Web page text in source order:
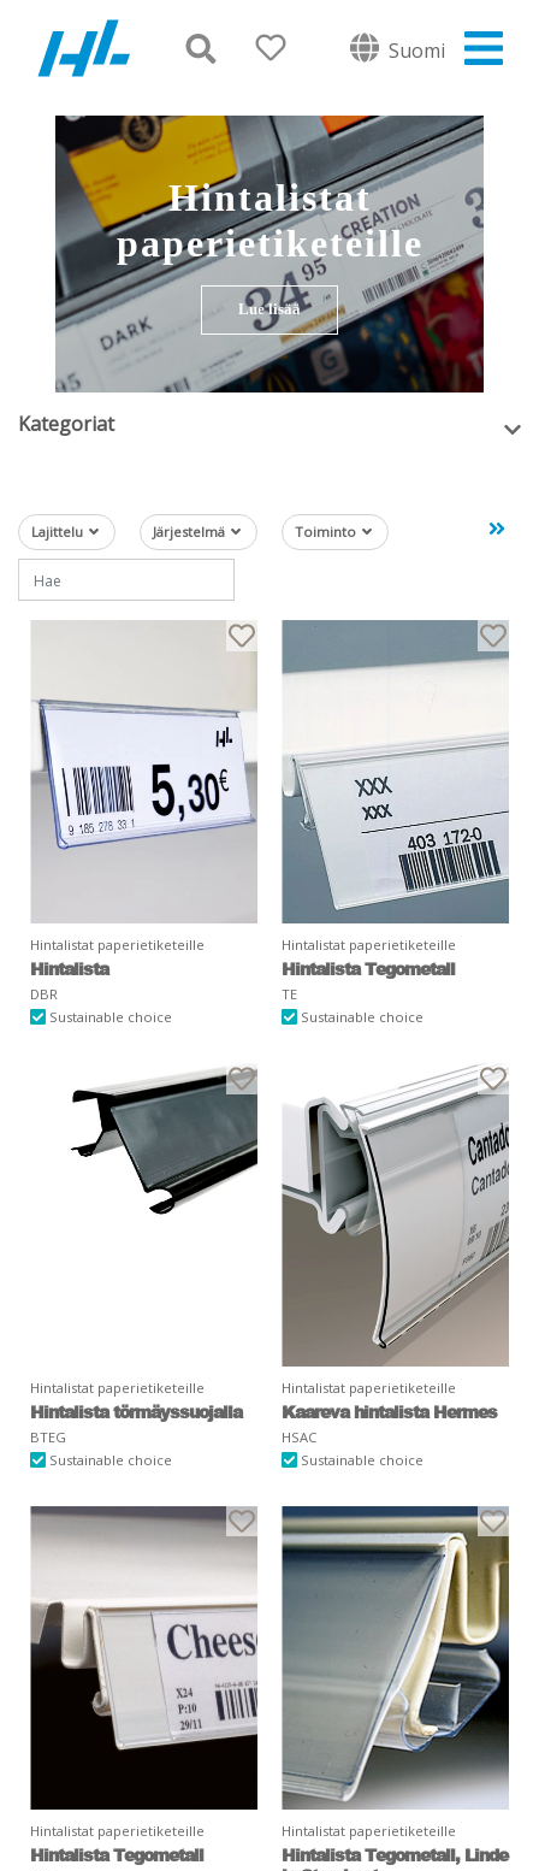
Suomi
Hintalistat
paperietiketeille
Lue lisää
Kategoriat
Lajittelu Järjestelmä Toiminto
Hintalistat paperietiketeille
Hintalista
DBR
Sustainable choice
Hintalistat paperietiketeille
Hintalista Tegometall
TE
Sustainable choice
Hintalistat paperietiketeille
Hintalista törmäyssuojalla
BTEG
Sustainable choice
Hintalistat paperietiketeille
Kaareva hintalista Hermes
HSAC
Sustainable choice
Hintalistat paperietiketeille
Hintalista Tegometall
Hintalistat paperietiketeille
Hintalista Tegometall, Linde